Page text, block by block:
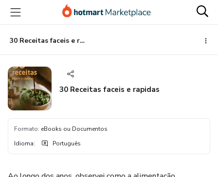
para
conteúdo
principal
para
pagamento
para
rodapé
30 Receitas faceis e rapidas
30 Receitas faceis e rapidas
Formato: eBooks ou Documentos
Idioma: Português